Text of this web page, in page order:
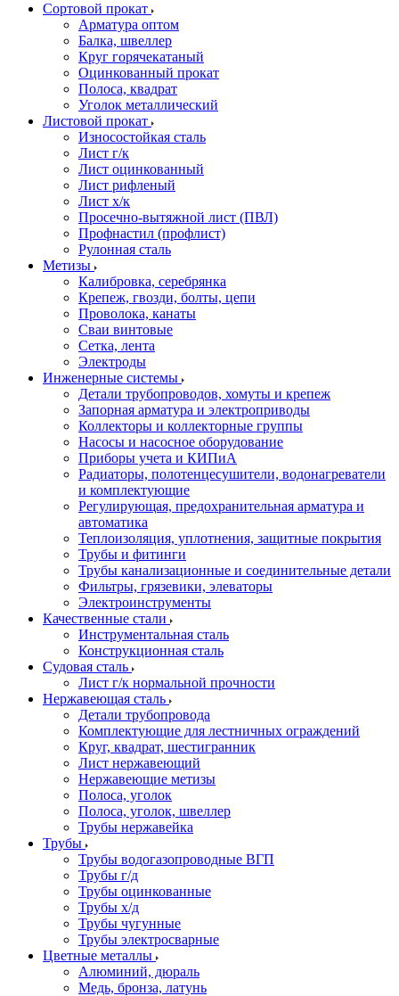
Сортовой прокат
Арматура оптом
Балка, швеллер
Круг горячекатаный
Оцинкованный прокат
Полоса, квадрат
Уголок металлический
Листовой прокат
Износостойкая сталь
Лист г/к
Лист оцинкованный
Лист рифленый
Лист х/к
Просечно-вытяжной лист (ПВЛ)
Профнастил (профлист)
Рулонная сталь
Метизы
Калибровка, серебрянка
Крепеж, гвозди, болты, цепи
Проволока, канаты
Сваи винтовые
Сетка, лента
Электроды
Инженерные системы
Детали трубопроводов, хомуты и крепеж
Запорная арматура и электроприводы
Коллекторы и коллекторные группы
Насосы и насосное оборудование
Приборы учета и КИПиА
Радиаторы, полотенцесушители, водонагреватели
и комплектующие
Регулирующая, предохранительная арматура и
автоматика
Теплоизоляция, уплотнения, защитные покрытия
Трубы и фитинги
Трубы канализационные и соединительные детали
Фильтры, грязевики, элеваторы
Электроинструменты
Качественные стали
Инструментальная сталь
Конструкционная сталь
Судовая сталь
Лист г/к нормальной прочности
Нержавеющая сталь
Детали трубопровода
Комплектующие для лестничных ограждений
Круг, квадрат, шестигранник
Лист нержавеющий
Нержавеющие метизы
Полоса, уголок
Полоса, уголок, швеллер
Трубы нержавейка
Трубы
Трубы водогазопроводные ВГП
Трубы г/д
Трубы оцинкованные
Трубы х/д
Трубы чугунные
Трубы электросварные
Цветные металлы
Алюминий, дюраль
Медь, бронза, латунь